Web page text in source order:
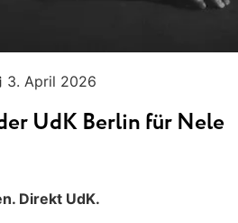
3. April 2026
UdK Berlin für Nele
Direkt UdK.